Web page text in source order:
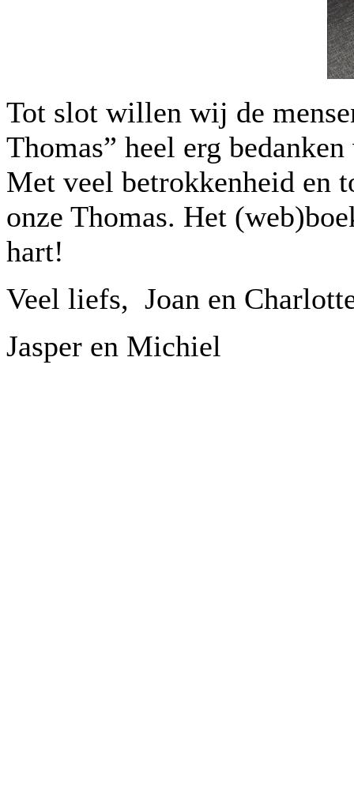
Tot slot willen wij de
Thomas” heel erg
Met veel betrokkenheid en
onze Thomas. Het
hart!
Veel liefs, Joan en
Jasper en Michiel